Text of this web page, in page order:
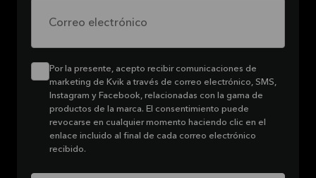
Correo electrónico
Por la presente, acepto recibir comunicaciones de
marketing de Kvik a través de correo electrónico, SMS,
Instagram y Facebook, relacionadas con la gama de
productos de la marca. El consentimiento puede
revocarse en cualquier momento haciendo clic en el
enlace incluido al final de cada correo electrónico
recibido.